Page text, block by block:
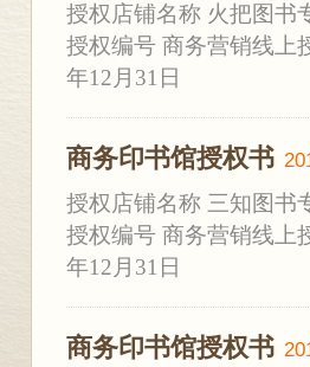
授权店铺名称 火把图书
授权编号 商务营销线上
年12月31日
商务印书馆授权书
授权店铺名称 三知图书
授权编号 商务营销线上
年12月31日
商务印书馆授权书